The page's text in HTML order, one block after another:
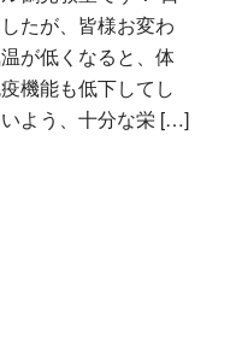
たが、皆様お変わ
が低くなると、体
機能も低下してし
よう、十分な栄 […]